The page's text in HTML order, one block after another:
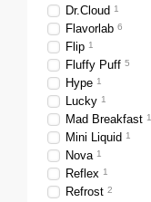
Dr.Cloud 1
Flavorlab 6
Flip 1
Fluffy Puff 5
Hype 1
Lucky 1
Mad Breakfast 1
Mini Liquid 1
Nova 1
Reflex 1
Refrost 2